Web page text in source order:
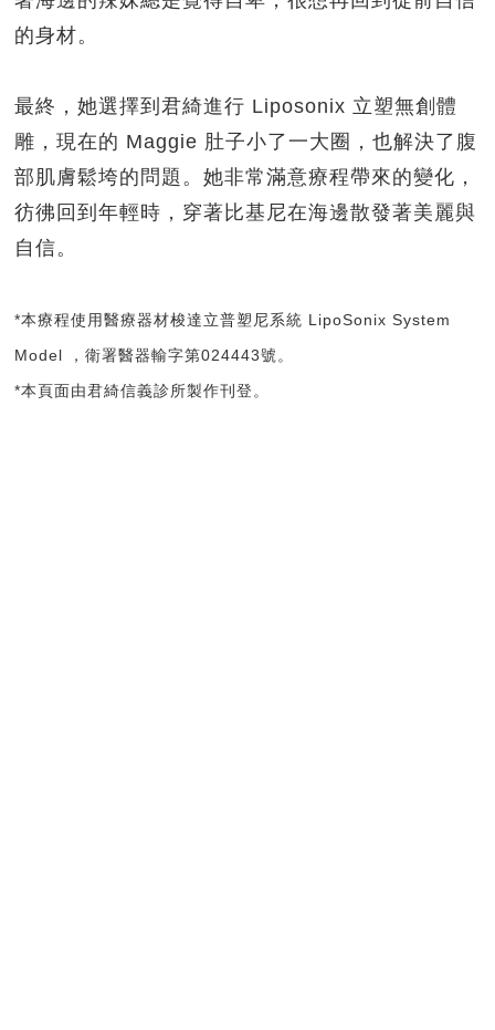
的身材。
最終，她選擇到君綺進行 Liposonix 立塑無創體
雕，現在的 Maggie 肚子小了一大圈，也解決了腹
部肌膚鬆垮的問題。她非常滿意療程帶來的變化，
彷彿回到年輕時，穿著比基尼在海邊散發著美麗與
自信。
*本療程使用醫療器材梭達立普塑尼系統 LipoSonix System
Model ，衛署醫器輸字第024443號。
*本頁面由君綺信義診所製作刊登。